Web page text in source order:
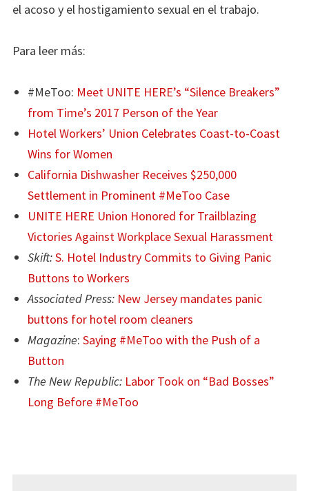
el acoso y el hostigamiento sexual en el trabajo.
Para leer más:
#MeToo: Meet UNITE HERE’s “Silence Breakers”
from Time’s 2017 Person of the Year
Hotel Workers’ Union Celebrates Coast-to-Coast
Wins for Women
California Dishwasher Receives $250,000
Settlement in Prominent #MeToo Case
UNITE HERE Union Honored for Trailblazing
Victories Against Workplace Sexual Harassment
Skift:S. Hotel Industry Commits to Giving Panic
Buttons to Workers
Associated Press: New Jersey mandates panic
buttons for hotel room cleaners
Magazine: Saying #MeToo with the Push of a
Button
The New Republic: Labor Took on “Bad Bosses”
Long Before #MeToo